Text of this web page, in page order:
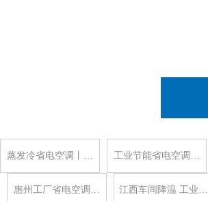
蒸发冷省电空调丨… 工业节能省电空调…
惠州工厂省电空调… 江西车间降温 工业…